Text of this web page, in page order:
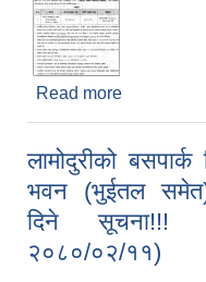
Read more
लामोदुरीको
भवन (भुईतल समेत)
दिने सूचना!!!
२०८०/०२/११)